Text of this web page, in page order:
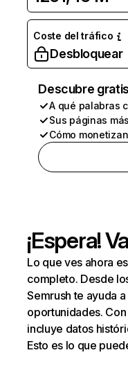
Coste del tráfico
Desbloquear
Descubre
A qué palabras
Sus páginas
Cómo
¡Espera!
Lo que ves ahora
completo. Desde
Semrush te ayuda
oportunidades.
incluye datos
Esto es lo que